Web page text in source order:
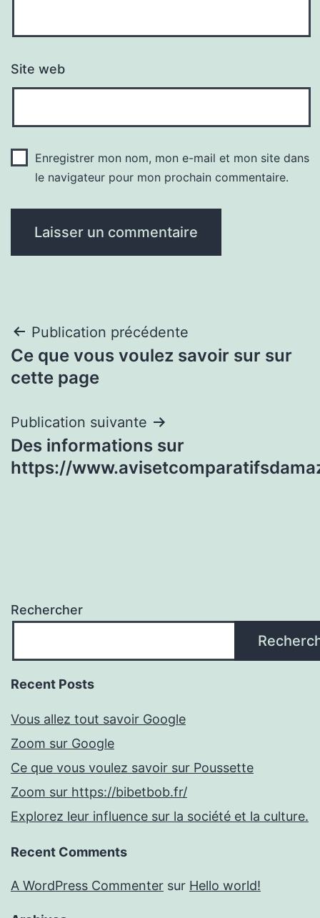
Site web
Enregistrer mon nom, mon e-mail et mon site dans
le navigateur pour mon prochain commentaire.
Navigation
de
Publication précédente
Ce que vous voulez savoir sur sur
cette page
Publication suivante
Des informations sur
https://
Rechercher
Recent Posts
Vous allez tout savoir Google
Zoom sur Google
Ce que vous voulez savoir sur Poussette
Zoom sur https://bibetbob.fr/
Explorez leur influence sur la société et la culture.
Recent Comments
A WordPress Commenter sur Hello world!